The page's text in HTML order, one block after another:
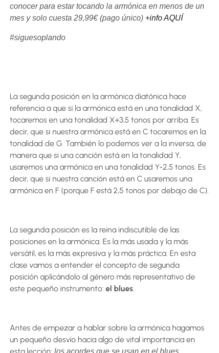
conocer para estar tocando la armónica en menos de un
mes y solo cuesta 29,99€ (pago único) +info AQUÍ
#siguesoplando
La segunda posición en la armónica diatónica hace
referencia a que si la armónica está en una tonalidad X,
tocaremos en una tonalidad X+3,5 tonos por arriba. Es
decir, que si nuestra armónica está en C tocaremos en la
tonalidad de G. También lo podemos ver a la inversa, de
manera que si una canción está en la tonalidad Y,
usaremos una armónica en una tonalidad Y-2,5 tonos. Es
decir, que si nuestra canción está en C usaremos una
armónica en F (porque F está 2,5 tonos por debajo de C).
La segunda posición es la reina indiscutible de las
posiciones en la armónica. Es la más usada y la más
versátil, es la más expresiva y la más práctica. En esta
clase vamos a entender el concepto de segunda
posición aplicándolo al género más representativo de
este pequeño instrumento: el blues.
Antes de empezar a hablar sobre la armónica hagamos
un pequeño desvío hacia algo de vital importancia en
los acordes que se usan en el blues